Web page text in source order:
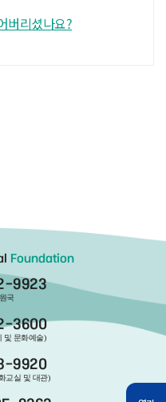
버리셨나요?
Foundation
9923
국
3600
및 문화예술)
9920
교실 및 대관)